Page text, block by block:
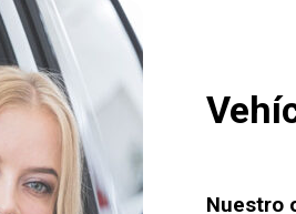
Nuestro